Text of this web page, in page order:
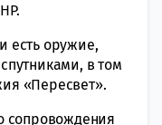
есть оружие,
в том
«Пересвет».
сопровождения